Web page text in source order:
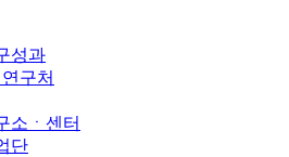
성과
구처
소ㆍ센터
단